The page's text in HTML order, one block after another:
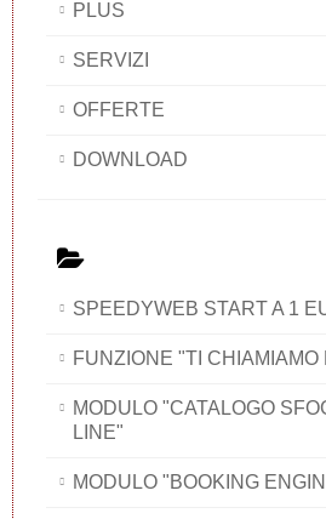
PLUS
SERVIZI
OFFERTE
DOWNLOAD
SPEEDYWEB START A 1
FUNZIONE "TI CHIAMIAMO
MODULO "CATALOGO
LINE"
MODULO "BOOKING